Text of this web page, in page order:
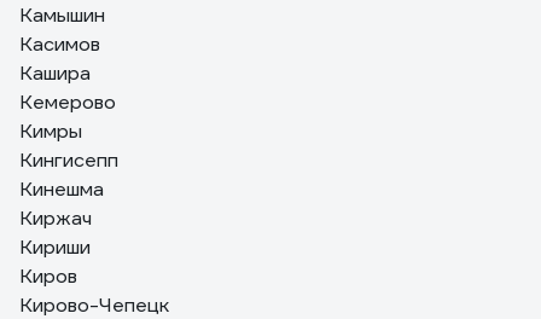
Камышин
Касимов
Кашира
Кемерово
Кимры
Кингисепп
Кинешма
Киржач
Кириши
Киров
Кирово-Чепецк